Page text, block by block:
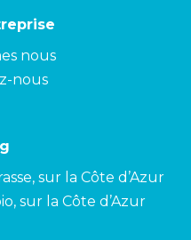
nous
nous
sur la Côte d’Azur
sur la Côte d’Azur